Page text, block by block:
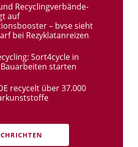
Recyclingverbände-
auf
– bvse sieht
bei Rezyklatanreizen
Sort4cycle in
starten
recycelt über 37.000